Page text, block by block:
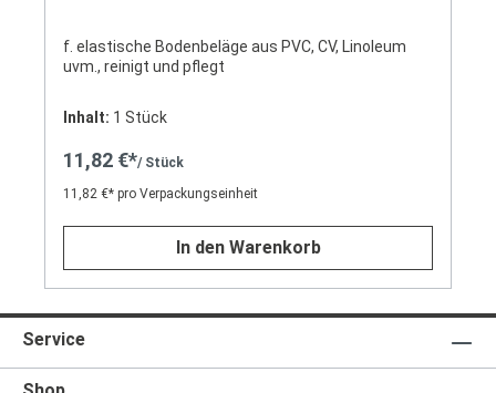
f. elastische Bodenbeläge aus PVC, CV, Linoleum
uvm., reinigt und pflegt
Inhalt: 1 Stück
11,82 €*/ Stück
11,82 €* pro Verpackungseinheit
In den Warenkorb
Service